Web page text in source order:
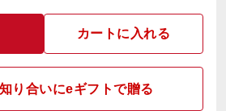
カートに入れる
り合いにeギフトで贈る